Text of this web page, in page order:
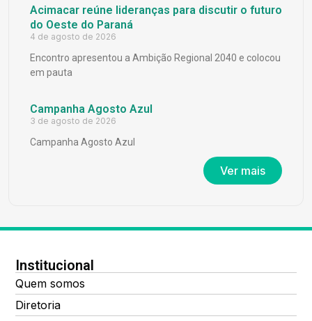
Acimacar reúne lideranças para discutir o futuro
do Oeste do Paraná
4 de agosto de 2026
Encontro apresentou a Ambição Regional 2040 e colocou
em pauta
Campanha Agosto Azul
3 de agosto de 2026
Campanha Agosto Azul
Ver mais
Institucional
Quem somos
Diretoria